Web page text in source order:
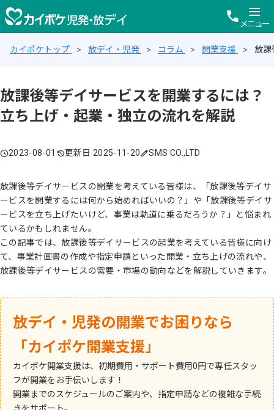
call メニュー
menu
カイポケトップ 放デイ・児発 コラム 開業支援 放課
放課後等デイサービスを開業するには？
立ち上げ・起業・独立の流れを解説
schedule2023-08-01 history更新日 2025-11-20editSMS CO.,LTD
放課後等デイサービスの開業を考えている皆様は、「放課後等デイサ
ービスを開業するには何から始めればいいの？」や「放課後等デイサ
ービスを立ち上げたいけど、事業は軌道に乗るだろうか？」と悩まれ
ているかもしれません。
この記事では、放課後等デイサービスの起業を考えている皆様に向け
て、事業計画書の作成や指定申請といった開業・立ち上げの流れや、
放課後等デイサービスの需要・市場の動向などを解説していきます。
放デイ・児発の開業でお困りなら
「カイポケ開業支援」
カイポケ開業支援は、初期費用・サポート費用0円で専任スタッ
フが開業をお手伝いします！
開業までのスケジュールのご案内や、指定申請などの複雑な手続